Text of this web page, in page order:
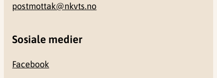
postmottak@nkvts.no
Sosiale medier
Facebook